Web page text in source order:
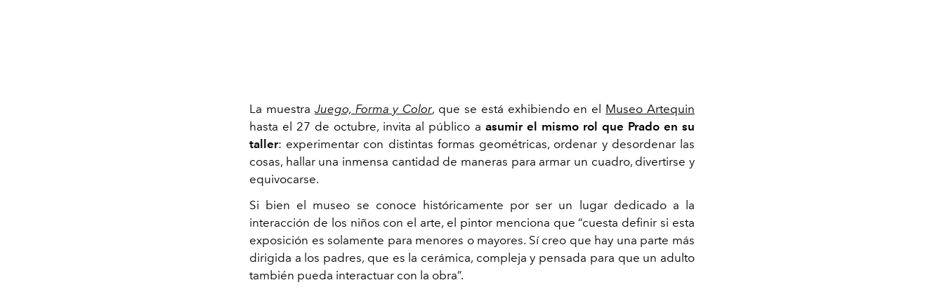
La muestra Juego, Forma y Color, que se está exhibiendo en el Museo Artequin
hasta el 27 de octubre, invita al público a asumir el mismo rol que Prado en su
taller: experimentar con distintas formas geométricas, ordenar y desordenar las
cosas, hallar una inmensa cantidad de maneras para armar un cuadro, divertirse y
equivocarse.
Si bien el museo se conoce históricamente por ser un lugar dedicado a la
interacción de los niños con el arte, el pintormenciona que “cuesta definir si esta
exposición es solamente para menores o mayores. Sí creo que hay una parte más
dirigida a los padres, que es la cerámica, compleja y pensada para que un adulto
también pueda interactuar con la obra”.